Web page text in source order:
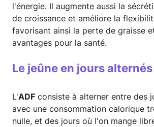
l'énergie. Il augmente aussi la
de croissance et améliore la
favorisant ainsi la perte de graisse
avantages pour la santé.
Le jeûne en jours alternés
L'ADF consiste à alterner entre des
avec une consommation calorique
nulle, et des jours où l'on mange